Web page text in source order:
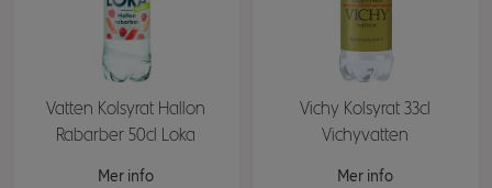
Vatten Kolsyrat Hallon
Rabarber 50cl Loka
Mer info
Vichy Kolsyrat 33cl
Vichyvatten
Mer info